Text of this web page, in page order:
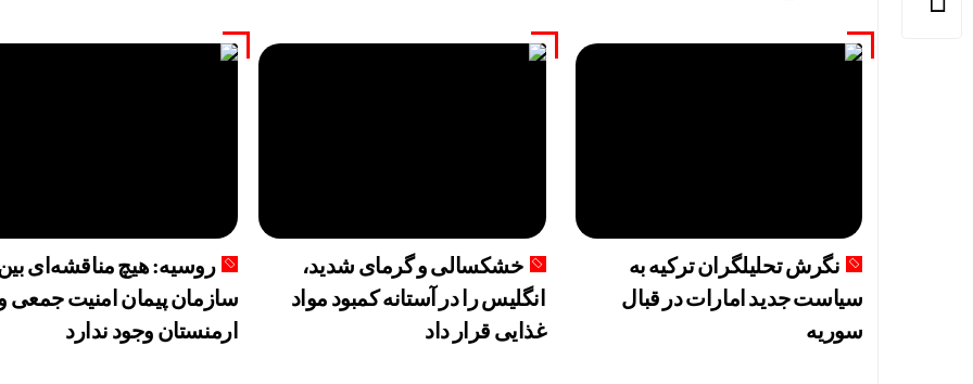
نگرش تحلیلگران ترکیه به
سیاست جدید امارات در قبال
سوریه
خشکسالی و گرمای شدید،
انگلیس را در آستانه کمبود مواد
غذایی قرار داد
روسیه: هیچ مناقشه‌ای
سازمان پیمان امنیت جمعی
ارمنستان وجود ندارد